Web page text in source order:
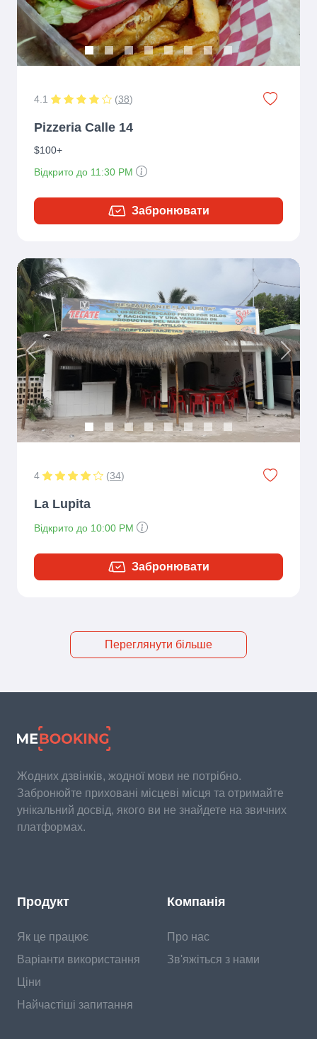
4.1 (38)
Pizzeria Calle 14
$100+
Відкрито до 11:30 PM
Забронювати
Previous Next
4 (34)
La Lupita
Відкрито до 10:00 PM
Забронювати
Переглянути більше
Жодних дзвінків, жодної мови не потрібно.
Забронюйте приховані місцеві місця та отримайте
унікальний досвід, якого ви не знайдете на звичних
платформах.
Продукт
Як це працює
Варіанти використання
Ціни
Найчастіші запитання
Компанія
Про нас
Зв'яжіться з нами